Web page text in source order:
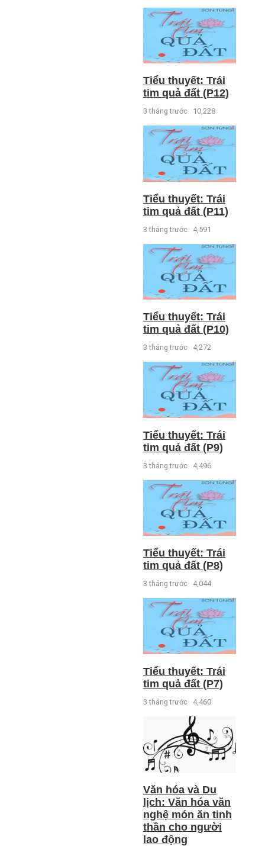
Tiểu thuyết: Trái
tim quả đất (P12)
3 tháng trước 10,228
Tiểu thuyết: Trái
tim quả đất (P11)
3 tháng trước 4,591
Tiểu thuyết: Trái
tim quả đất (P10)
3 tháng trước 4,272
Tiểu thuyết: Trái
tim quả đất (P9)
3 tháng trước 4,496
Tiểu thuyết: Trái
tim quả đất (P8)
3 tháng trước 4,044
Tiểu thuyết: Trái
tim quả đất (P7)
3 tháng trước 4,460
Văn hóa và Du
lịch: Văn hóa văn
nghệ món ăn tinh
thần cho người
lao động